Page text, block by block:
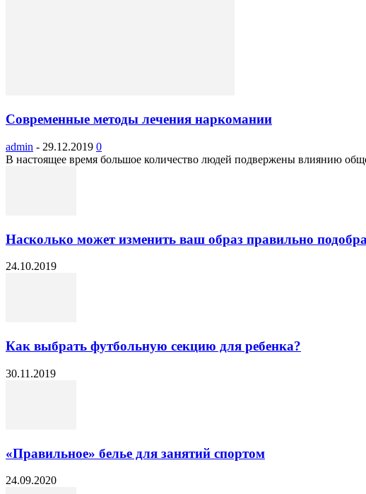
Современные методы лечения наркомании
admin - 29.12.2019 0
В настоящее время большое количество людей подвержены влиянию
Насколько может изменить ваш образ правильно
24.10.2019
Как выбрать футбольную секцию для ребенка?
30.11.2019
«Правильное» белье для занятий спортом
24.09.2020